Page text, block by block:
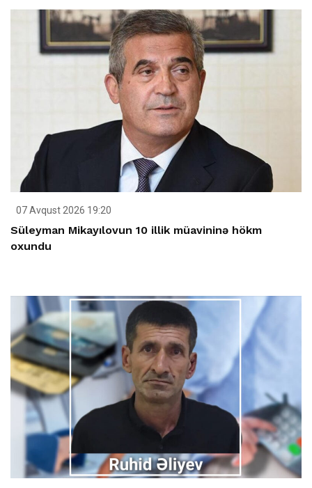
07 Avqust 2026 19:20
Süleyman Mikayılovun 10 illik müavininə hökm
oxundu